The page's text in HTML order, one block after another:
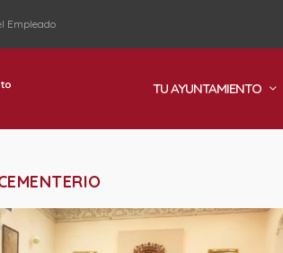
Empleado
TU AYUNTAMIENTO